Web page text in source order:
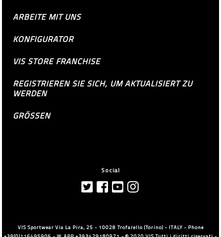
ARBEITE MIT UNS
KONFIGURATOR
VIS STORE FRANCHISE
REGISTRIEREN SIE SICH, UM AKTUALISIERT ZU
WERDEN
GRÖSSEN
Social
VIS Sportwear Via La Pira, 25 - 10028 Trofarello (Torino) - ITALY - Phone